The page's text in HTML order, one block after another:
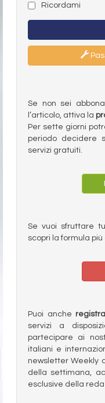
Ricordami
Se non sei
l’articolo, attiva la
Per sette giorni
periodo decidere
servizi gratuiti.
Se vuoi sfruttare
scopri la formula
Puoi anche
servizi a
partecipare ai
italiani e
newsletter Weekly
della settimana,
esclusive della